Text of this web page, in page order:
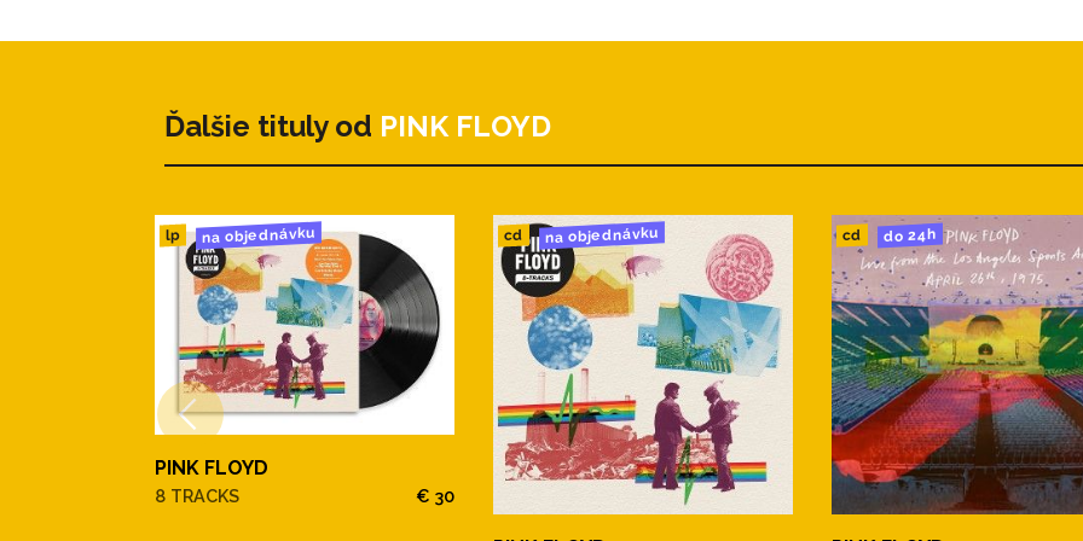
Ďalšie tituly od PINK FLOYD
lp na objednávku
PINK FLOYD
8 TRACKS € 30
cd na objednávku cd do 24h